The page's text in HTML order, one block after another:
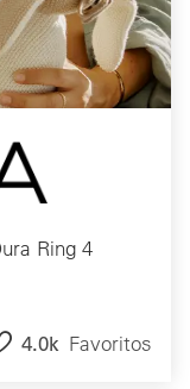
Ring 4
4.0k Favoritos